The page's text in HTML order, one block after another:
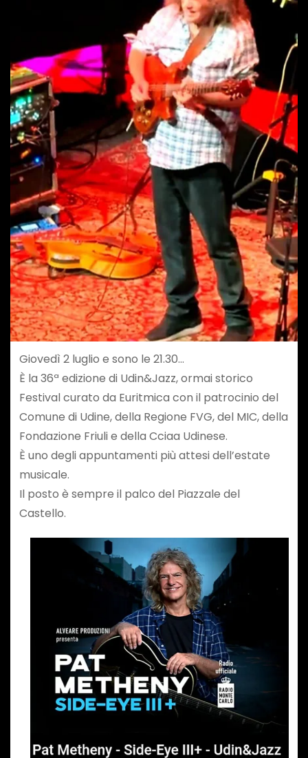
Giovedì 2 luglio e sono le 21.30…
È la 36ª edizione di Udin&Jazz, ormai storico
Festival curato da Euritmica con il patrocinio del
Comune di Udine, della Regione FVG, del MIC, della
Fondazione Friuli e della Cciaa Udinese.
È uno degli appuntamenti più attesi dell’estate
musicale.
Il posto è sempre il palco del Piazzale del
Castello.